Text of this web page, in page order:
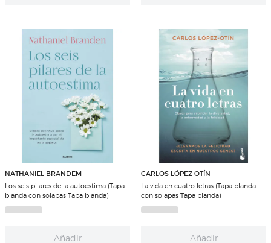
NATHANIEL BRANDEM
Los seis pilares de la autoestima (Tapa
blanda con solapas Tapa blanda)
Añadir
CARLOS LÓPEZ OTÍN
La vida en cuatro letras (Tapa blanda
con solapas Tapa blanda)
Añadir